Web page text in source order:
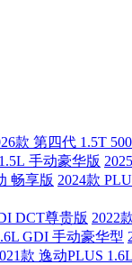
款 第四代 1.5T
手动豪华版
畅享版 2024款
DCT尊贵版 2022
GDI 手动豪华型
款 逸动PLUS